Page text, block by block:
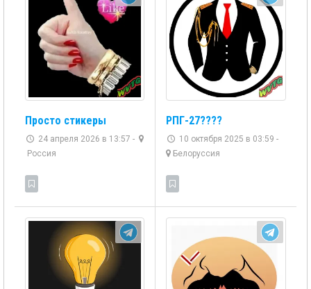
Просто стикеры
24 апреля 2026 в 13:57 -
Россия
РПГ-27????
10 октября 2025 в 03:59 -
Белоруссия